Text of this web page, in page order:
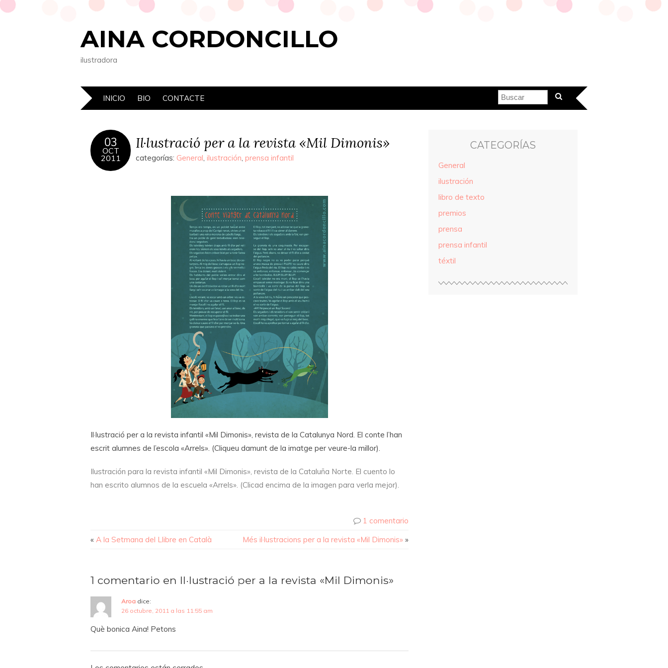
AINA CORDONCILLO
ilustradora
INICIO BIO CONTACTE
03
OCT
2011
Il·lustració per a la revista «Mil Dimonis»
categorías: General, ilustración, prensa infantil
Il·lustració per a la revista infantil «Mil Dimonis», revista de la Catalunya Nord. El conte l’han
escrit alumnes de l’escola «Arrels». (Cliqueu damunt de la imatge per veure-la millor).
Ilustración para la revista infantil «Mil Dimonis», revista de la Cataluña Norte. El cuento lo
han escrito alumnos de la escuela «Arrels». (Clicad encima de la imagen para verla mejor).
1 comentario
« A la Setmana del Llibre en Català Més il·lustracions per a la revista «Mil Dimonis» »
1 comentario en Il·lustració per a la revista «Mil Dimonis»
Aroa dice:
26 octubre, 2011 a las 11:55 am
Què bonica Aina! Petons
CATEGORÍAS
General
ilustración
libro de texto
premios
prensa
prensa infantil
téxtil